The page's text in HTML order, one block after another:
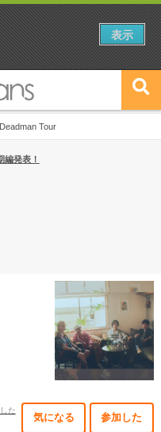
Tour
！
ら！
編発表！
た
気になる 参加した
表示